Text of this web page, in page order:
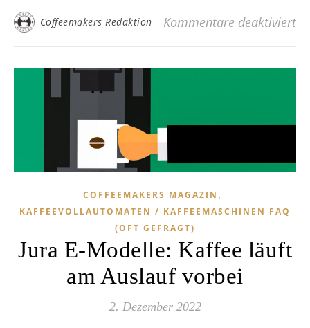
Coffeemakers Redaktion Kommentare deaktiviert
COFFEEMAKERS MAGAZIN ,
KAFFEEVOLLAUTOMATEN / KAFFEEMASCHINEN FAQ
(OFT GEFRAGT)
Jura E-Modelle: Kaffee läuft
am Auslauf vorbei
2. Dezember 2022